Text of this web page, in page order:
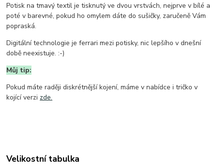
Potisk na tmavý textil je tisknutý ve dvou vrstvách, nejprve v bílé a
poté v barevné, pokud ho omylem dáte do sušičky, zaručeně Vám
popraská.
Digitální technologie je ferrari mezi potisky, nic lepšího v dnešní
době neexistuje. :-)
Můj tip:
Pokud máte raději diskrétnější kojení, máme v nabídce i tričko v
kojící verzi zde.
Velikostní tabulka